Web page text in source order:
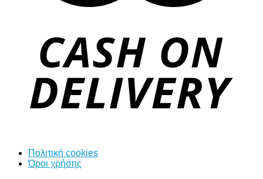
Πολιτική cookies
Όροι χρήσης